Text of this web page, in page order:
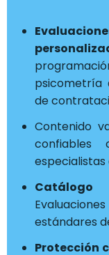
psicometría
de
Contenido
confiables
especialistas
estándares
Protección